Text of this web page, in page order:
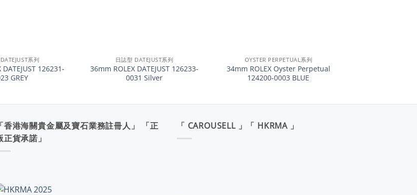
系列
126231-
GREY
日誌型 DATEJUST系列
36mm ROLEX DATEJUST 126233-
0031 Silver
OYSTER PERPETUAL系列
34mm ROLEX Oyster Perpetual
124200-0003 BLUE
「香港海關貴金屬及寶石業務註冊人」 「正
正貨承諾」
「 CAROUSELL 」「 HKRMA 」